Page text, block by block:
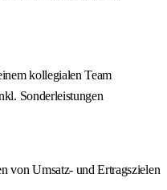
kollegialen Team
Sonderleistungen
von Umsatz- und Ertragszielen